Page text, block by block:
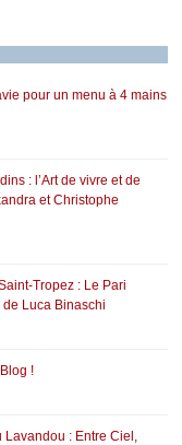
pour un menu à 4 mains
: l’Art de vivre et de
et Christophe
Tropez : Le Pari
Luca Binaschi
!
Lavandou : Entre Ciel,